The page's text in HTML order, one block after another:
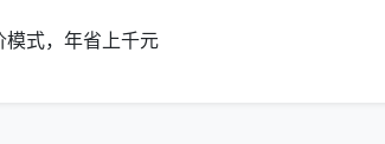
算 建议
式，年省上千元